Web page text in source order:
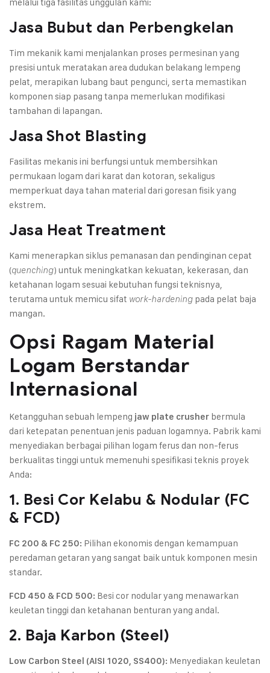
Jasa Bubut dan Perbengkelan
Tim mekanik kami menjalankan proses permesinan yang
presisi untuk meratakan area dudukan belakang lempeng
pelat, merapikan lubang baut pengunci, serta memastikan
komponen siap pasang tanpa memerlukan modifikasi
tambahan di lapangan.
Jasa Shot Blasting
Fasilitas mekanis ini berfungsi untuk membersihkan
permukaan logam dari karat dan kotoran, sekaligus
memperkuat daya tahan material dari goresan fisik yang
ekstrem.
Jasa Heat Treatment
Kami menerapkan siklus pemanasan dan pendinginan cepat
(quenching) untuk meningkatkan kekuatan, kekerasan, dan
ketahanan logam sesuai kebutuhan fungsi teknisnya,
terutama untuk memicu sifat work-hardening pada pelat baja
mangan.
Opsi Ragam Material
Logam Berstandar
Internasional
Ketangguhan sebuah lempeng jaw plate crusher bermula
dari ketepatan penentuan jenis paduan logamnya. Pabrik kami
menyediakan berbagai pilihan logam ferus dan non-ferus
berkualitas tinggi untuk memenuhi spesifikasi teknis proyek
Anda:
1. Besi Cor Kelabu & Nodular (FC
& FCD)
FC 200 & FC 250: Pilihan ekonomis dengan kemampuan
peredaman getaran yang sangat baik untuk komponen mesin
standar.
FCD 450 & FCD 500: Besi cor nodular yang menawarkan
keuletan tinggi dan ketahanan benturan yang andal.
2. Baja Karbon (Steel)
Low Carbon Steel (AISI 1020, SS400): Menyediakan keuletan